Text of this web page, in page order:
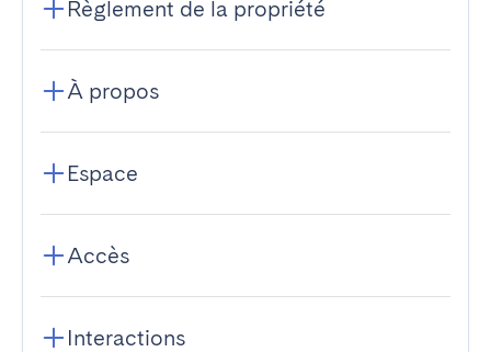
Règlement de la propriété
À propos
Espace
Accès
Interactions